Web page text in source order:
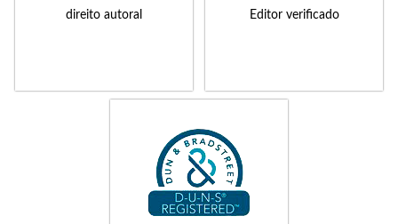
direito autoral Editor verificado